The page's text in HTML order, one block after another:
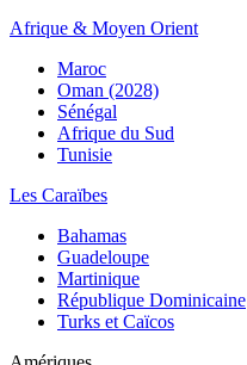
Afrique & Moyen Orient
Maroc
Oman (2028)
Sénégal
Afrique du Sud
Tunisie
Les Caraïbes
Bahamas
Guadeloupe
Martinique
République Dominicaine
Turks et Caïcos